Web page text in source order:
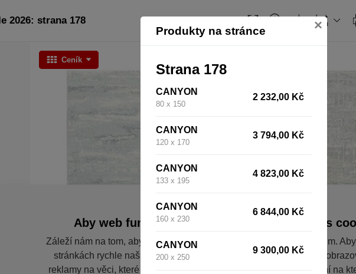
Produkty na stránce ×
Strana 178
CANYON
80 x 150
2 232,00 Kč
CANYON
120 x 170
3 794,00 Kč
CANYON
133 x 195
4 823,00 Kč
CANYON
160 x 230
6 844,00 Kč
CANYON
200 x 250
9 300,00 Kč
2026: strana 178
Ceník
Aby web fungoval tak, jak ho znáte (souhlas s
Záleží nám na tom, aby pro vás nakupování bylo co nejlepší zážitkem.
stránkách rychle našli to, co hledáte, ušetřili spoustu klikání a
reklamy na věci, které vás nezajímají. Abyste web viděli v zobrazení na